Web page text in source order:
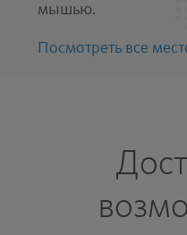
мышью.
Посмотреть все